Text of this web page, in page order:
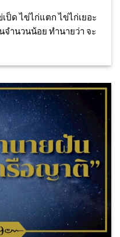
ป็ด ไข่ไก่แตก ไข่ไก่เยอะ
จำนวนน้อย ทำนายว่า จะ